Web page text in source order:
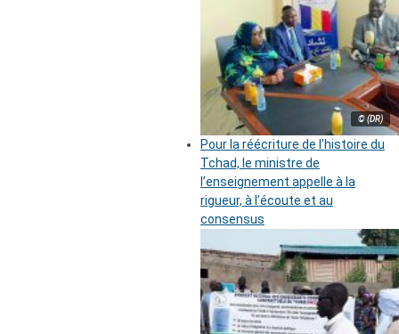
© (DR)
Pour la réécriture de l’histoire du
Tchad, le ministre de
l’enseignement appelle à la
rigueur, à l’écoute et au
consensus